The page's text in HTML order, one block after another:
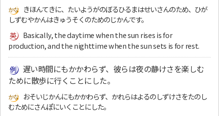
きほんてきに、たいようがのぼるひるまはせいさんのため、ひが
しずむやかんはきゅうそくのためのじかんです。
Basically, the daytime when the sun rises is for
production, and the nighttime when the sun sets is for rest.
遅い時間にもかかわらず、彼らは夜の静けさを楽しむ
ために散歩に行くことにした。
おそいじかんにもかかわらず、かれらはよるのしずけさをたのし
むためにさんぽにいくことにした。